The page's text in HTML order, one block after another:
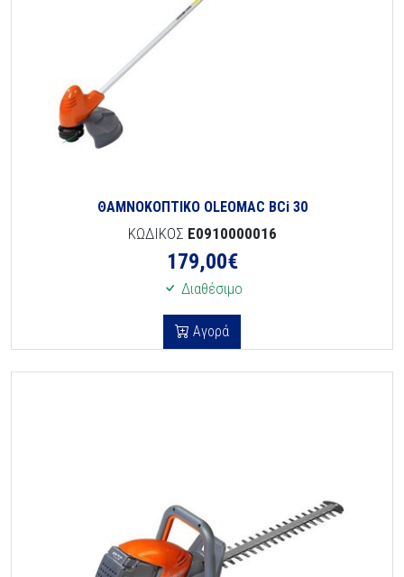
ΘΑΜΝΟΚΟΠΤΙΚΟ OLEOMAC BCi 30
ΚΩΔΙΚΟΣ E0910000016
179,00€
Διαθέσιμο
Αγορά